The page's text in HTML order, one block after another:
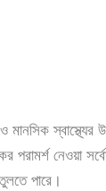
পরামর্শ নেওয়া
পারে।